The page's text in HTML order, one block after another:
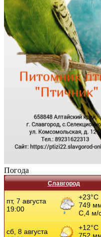
Погода
Славгород